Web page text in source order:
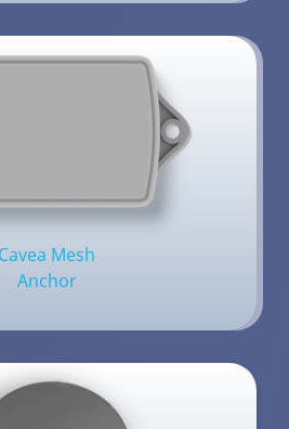
Cavea Mesh
Anchor